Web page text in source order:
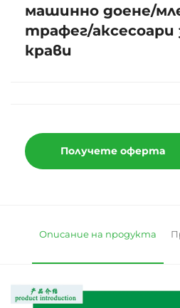
машинно доене/
трафег/аксесоари
крави
Получете оферта
Описание на продукта